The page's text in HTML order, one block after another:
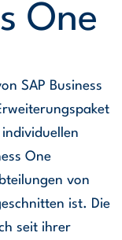
One
SAP Business
One
von
ist. Die
seit ihrer